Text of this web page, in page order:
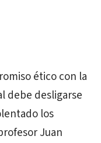
ético con la
debe desligarse
los
Juan